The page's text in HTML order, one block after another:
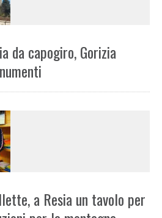
da capogiro, Gorizia
a Resia un tavolo per